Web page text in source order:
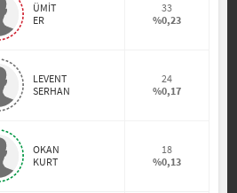
ÜMİT
ER
33
%0,23
LEVENT
SERHAN
24
%0,17
OKAN
KURT
18
%0,13